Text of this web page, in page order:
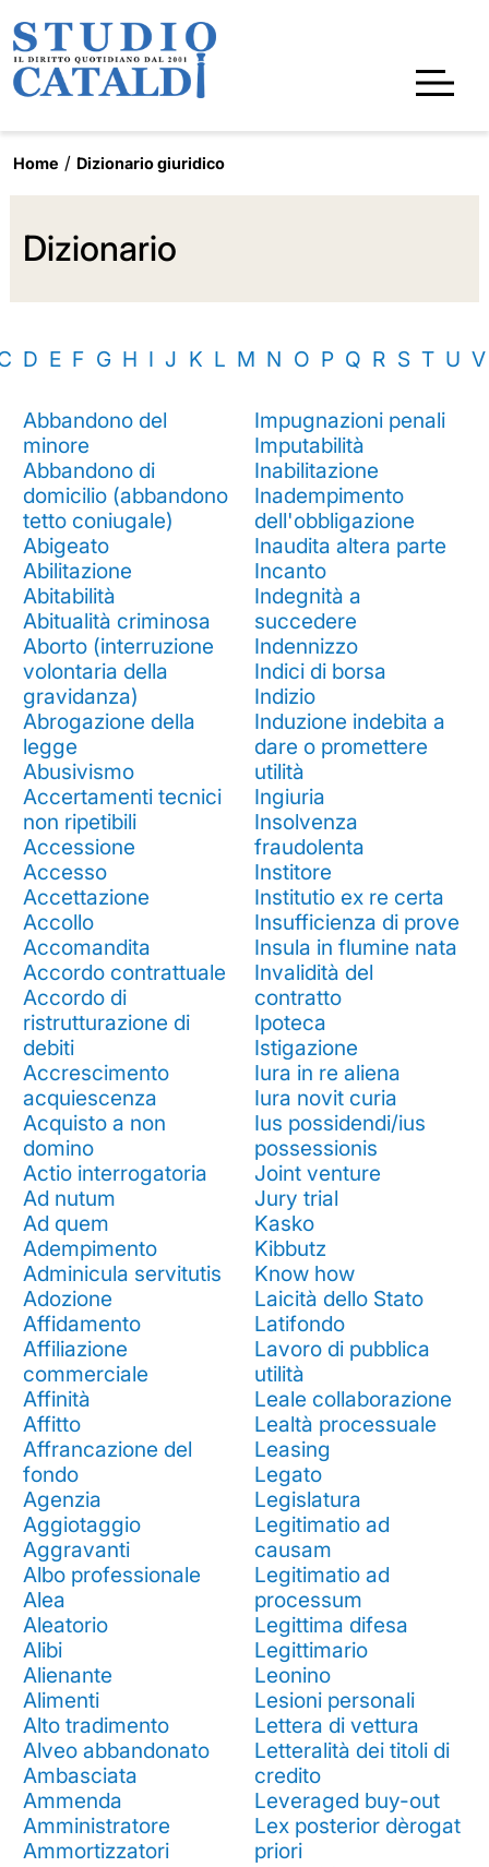
Home Dizionario giuridico
Dizionario
D E F G H I J K L M N O P Q R S T U V
Abbandono del
minore
Abbandono di
domicilio (abbandono
tetto coniugale)
Abigeato
Abilitazione
Abitabilità
Abitualità criminosa
Aborto (interruzione
volontaria della
gravidanza)
Abrogazione della
legge
Abusivismo
Accertamenti tecnici
non ripetibili
Accessione
Accesso
Accettazione
Accollo
Accomandita
Accordo contrattuale
Accordo di
ristrutturazione di
debiti
Accrescimento
acquiescenza
Acquisto a non
domino
Actio interrogatoria
Ad nutum
Ad quem
Adempimento
Adminicula servitutis
Adozione
Affidamento
Affiliazione
commerciale
Affinità
Affitto
Affrancazione del
fondo
Agenzia
Aggiotaggio
Aggravanti
Albo professionale
Alea
Aleatorio
Alibi
Alienante
Alimenti
Alto tradimento
Alveo abbandonato
Ambasciata
Ammenda
Amministratore
Ammortizzatori
Impugnazioni penali
Imputabilità
Inabilitazione
Inadempimento
dell'obbligazione
Inaudita altera parte
Incanto
Indegnità a
succedere
Indennizzo
Indici di borsa
Indizio
Induzione indebita a
dare o promettere
utilità
Ingiuria
Insolvenza
fraudolenta
Institore
Institutio ex re certa
Insufficienza di prove
Insula in flumine nata
Invalidità del
contratto
Ipoteca
Istigazione
Iura in re aliena
Iura novit curia
Ius possidendi/ius
possessionis
Joint venture
Jury trial
Kasko
Kibbutz
Know how
Laicità dello Stato
Latifondo
Lavoro di pubblica
utilità
Leale collaborazione
Lealtà processuale
Leasing
Legato
Legislatura
Legitimatio ad
causam
Legitimatio ad
processum
Legittima difesa
Legittimario
Leonino
Lesioni personali
Lettera di vettura
Letteralità dei titoli di
credito
Leveraged buy-out
Lex posterior dèrogat
priori